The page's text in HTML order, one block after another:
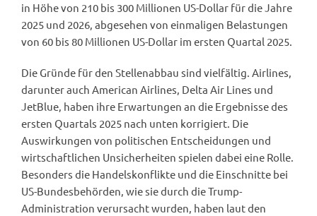
in Höhe von 210 bis 300 Millionen US-Dollar für die Jahre
2025 und 2026, abgesehen von einmaligen Belastungen
von 60 bis 80 Millionen US-Dollar im ersten Quartal 2025.
Die Gründe für den Stellenabbau sind vielfältig. Airlines,
darunter auch American Airlines, Delta Air Lines und
JetBlue, haben ihre Erwartungen an die Ergebnisse des
ersten Quartals 2025 nach unten korrigiert. Die
Auswirkungen von politischen Entscheidungen und
wirtschaftlichen Unsicherheiten spielen dabei eine Rolle.
Besonders die Handelskonflikte und die Einschnitte bei
US-Bundesbehörden, wie sie durch die Trump-
Administration verursacht wurden, haben laut den